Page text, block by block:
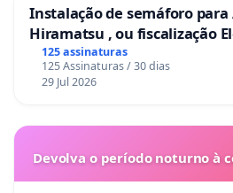
Instalação de semáforo para
Hiramatsu , ou fiscalização
125 assinaturas
125 Assinaturas / 30 dias
29 Jul 2026
Devolva o período noturno à